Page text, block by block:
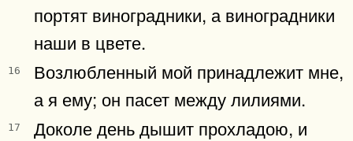
портят виноградники, а виноградники
наши в цвете.
16
Возлюбленный мой принадлежит мне,
а я ему; он пасет между лилиями.
17
Доколе день дышит прохладою, и